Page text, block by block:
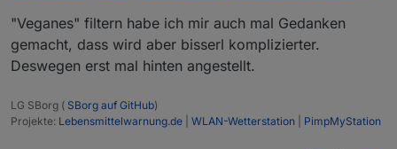
"Veganes" filtern habe ich mir auch mal Gedanken
gemacht, dass wird aber bisserl komplizierter.
Deswegen erst mal hinten angestellt.
LG SBorg ( SBorg auf GitHub)
Projekte: Lebensmittelwarnung.de WLAN-Wetterstation PimpMyStation